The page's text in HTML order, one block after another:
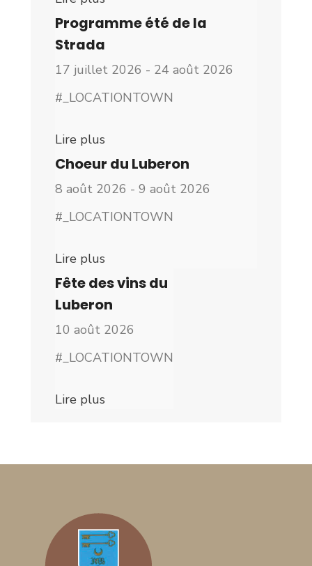
Programme été de la
Strada
17 juillet 2026 - 24 août 2026
#_LOCATIONTOWN
Lire plus
Choeur du Luberon
8 août 2026 - 9 août 2026
#_LOCATIONTOWN
Lire plus
Fête des vins du
Luberon
10 août 2026
#_LOCATIONTOWN
Lire plus